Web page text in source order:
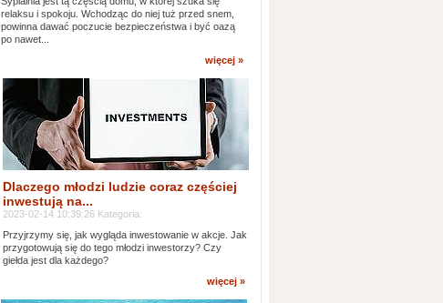
relaksu i spokoju. Wchodząc do niej tuż przed snem,
powinna dawać poczucie bezpieczeństwa i być oazą
po nawet...
więcej »
Dlaczego młodzi ludzie coraz częściej
inwestują na...
2023-02-14 10:39:26 Kategoria:
Przyjrzymy się, jak wygląda inwestowanie w akcje. Jak
przygotowują się do tego młodzi inwestorzy? Czy
giełda jest dla każdego?
więcej »